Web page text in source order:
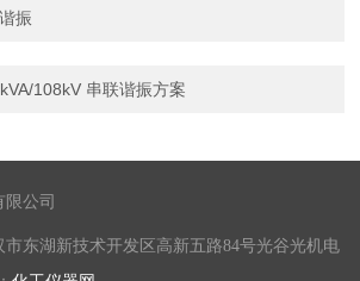
振
108kV 串联谐振方案
公司
东湖新技术开发区高新五路84号光谷光机电